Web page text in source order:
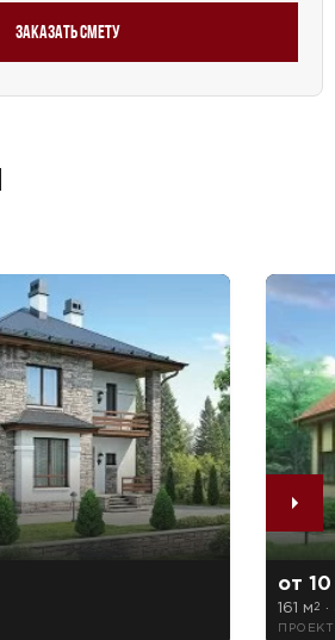
Заказать смету
от
161 м 2